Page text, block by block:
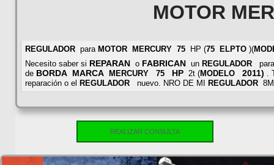
MOTOR
REGULADOR para MOTOR MERCURY 75 HP (75 ELPTO )(
Necesito saber si REPARAN o FABRICAN un REGULADOR
de BORDA MARCA MERCURY 75 HP 2t (MODELO 2011) .
reparación o el REGULADOR nuevo. NRO DE MI REGULADOR
REALIZAR CONSULTA